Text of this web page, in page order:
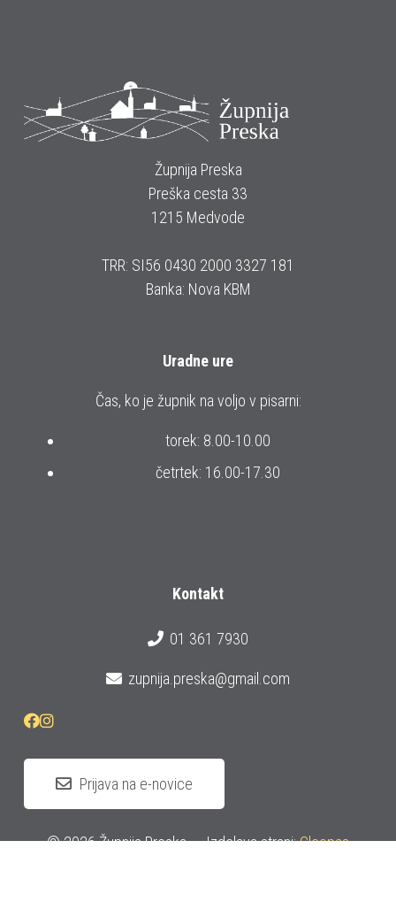
Župnija Preska
Preška cesta 33
1215 Medvode
TRR: SI56 0430 2000 3327 181
Banka: Nova KBM
Uradne ure
Čas, ko je župnik na voljo v pisarni:
torek: 8.00-10.00
četrtek: 16.00-17.30
Kontakt
01 361 7930
zupnija.preska@gmail.com
Prijava na e-novice
© 2026 Župnija Preska Izdelava strani:Cleopas